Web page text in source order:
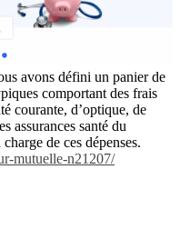
avons défini un panier de
comportant des frais
courante, d’optique, de
assurances santé du
de ces dépenses.
mutuelle-n21207/